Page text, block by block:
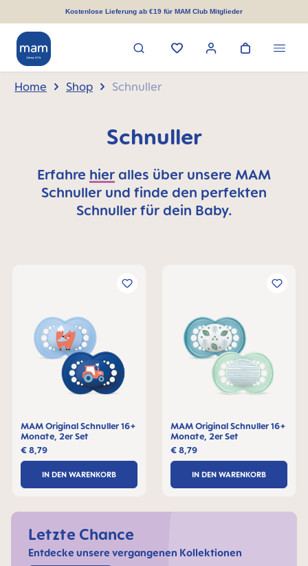
springenKostenlose Lieferung ab €19 für MAM Club Mitglieder
Home Shop Schnuller
Schnuller
Erfahre hier alles über unsere MAM
Schnuller und finde den perfekten
Schnuller für dein Baby.
Letzte Chance
Entdecke unsere vergangenen Kollektionen
MAM Original Schnuller 16+
Monate, 2er Set
€ 8,79
IN DEN WARENKORB
MAM Original Schnuller 16+
Monate, 2er Set
€ 8,79
IN DEN WARENKORB